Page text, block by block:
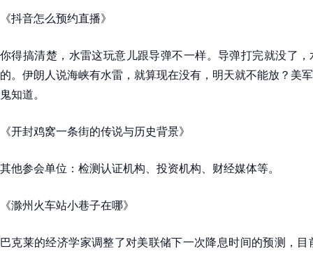
《抖音怎么预约直播》
你得搞清楚，水雷这玩意儿跟导弹不一样。导弹打完就没了
的。伊朗人说海峡有水雷，就算现在没有，明天就不能放？美
鬼知道。
《开封鸡窝一条街的传说与历史背景》
其他参会单位：检测认证机构、投资机构、财经媒体等。
《滁州火车站小巷子在哪》
巴克莱的经济学家调整了对美联储下一次降息时间的预测，